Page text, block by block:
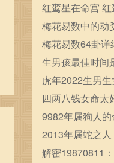
个斗多为中层领导
红鸾星在命宫
义
梅花易数中的动
确定的
梅花易数64卦
么
生男孩最佳时间
虎年2022生男
易生男宝宝
四两八钱女命太
八钱女命
9982年属狗人
议
2013年属蛇之
度解析与人生启
解密19870811